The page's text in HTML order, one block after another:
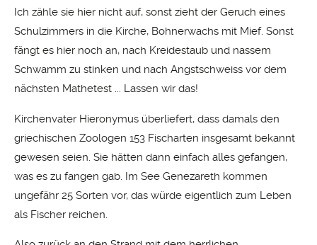
Ich zähle sie hier nicht auf, sonst zieht der Geruch eines
Schulzimmers in die Kirche, Bohnerwachs mit Mief. Sonst
fängt es hier noch an, nach Kreidestaub und nassem
Schwamm zu stinken und nach Angstschweiss vor dem
nächsten Mathetest ... Lassen wir das!
Kirchenvater Hieronymus überliefert, dass damals den
griechischen Zoologen 153 Fischarten insgesamt bekannt
gewesen seien. Sie hätten dann einfach alles gefangen,
was es zu fangen gab. Im See Genezareth kommen
ungefähr 25 Sorten vor, das würde eigentlich zum Leben
als Fischer reichen.